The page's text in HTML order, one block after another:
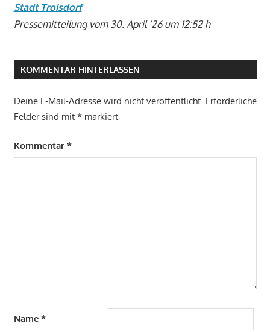
Stadt Troisdorf
Pressemitteilung vom 30. April ’26 um 12:52 h
KOMMENTAR HINTERLASSEN
Deine E-Mail-Adresse wird nicht veröffentlicht. Erforderliche
Felder sind mit *markiert
Kommentar *
Name *